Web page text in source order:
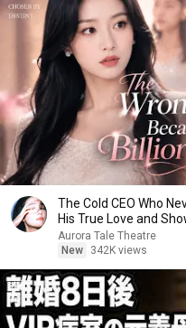
The Cold CEO Who
His True Love and
Aurora Tale Theatre
New
342K views